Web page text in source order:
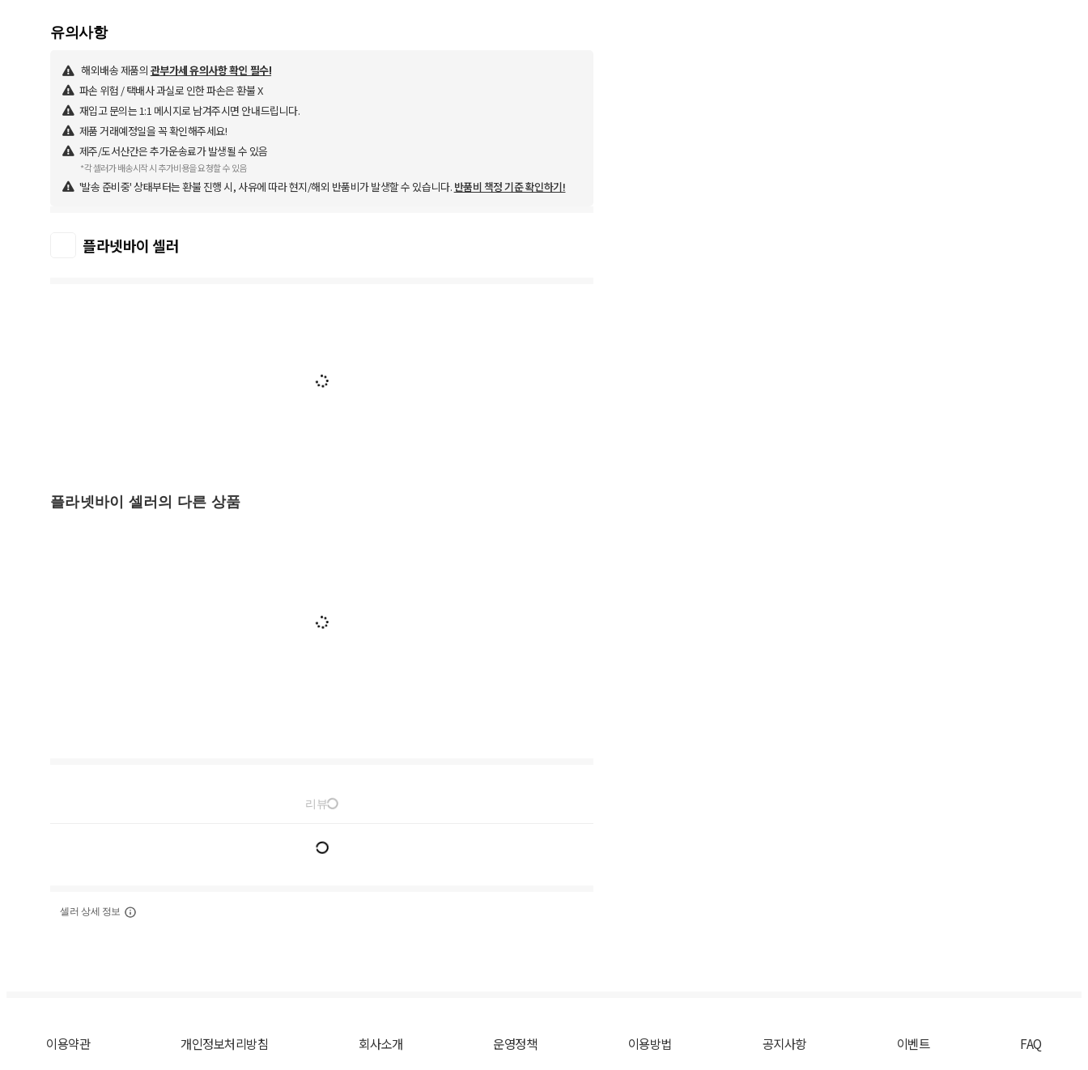
유의사항
해외배송 제품의 관부가세 유의사항 확인 필수!
파손 위험 / 택배사 과실로 인한 파손은 환불 X
재입고 문의는 1:1 메시지로 남겨주시면 안내드립니다.
제품 거래예정일을 꼭 확인해주세요!
제주/도서산간은 추가운송료가 발생될 수 있음
*각 셀러가 배송시작 시 추가비용을 요청할 수 있음
'발송 준비중' 상태부터는 환불 진행 시, 사유에 따라 현지/해외 반품비가 발생할 수 있습니다. 반품비 책정 기준 확인하기!
플라넷바이 셀러
플라넷바이 셀러의 다른 상품
리뷰
셀러 상세 정보
이용약관 개인정보처리방침 회사소개 운영정책 이용방법 공지사항 이벤트 FAQ